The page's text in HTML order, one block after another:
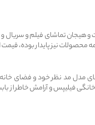
و هیجان تماشای فیلم و سریال
محصولات نیز پایدار بوده،
های مدل مد نظر خود و فضای
خانگی فیلیپس و آرامش خاطر از